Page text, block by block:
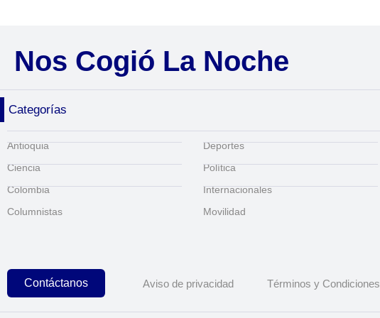
Nos Cogió La Noche
Categorías
Antioquia
Ciencia
Colombia
Columnistas
Deportes
Política
Internacionales
Movilidad
Contáctanos Aviso de privacidad Términos y Condiciones